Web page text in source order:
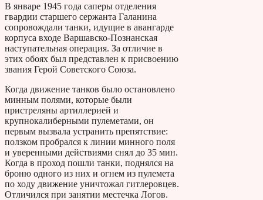
В январе 1945 года саперы отделения
гвардии старшего сержанта Галанина
сопровождали танки, идущие в авангарде
корпуса входе Варшавско-Познанская
наступательная операция. За отличие в
этих обоях был представлен к присвоению
звания Герой Советского Союза.
Когда движение танков было остановлено
минным полями, которые были
пристреляны артиллерией и
крупнокалиберными пулеметами, он
первым вызвала устранить препятствие:
ползком пробрался к линии минного поля
и уверенными действиями снял до 35 мин.
Когда в проход пошли танки, поднялся на
броню одного из них и огнем из пулемета
по ходу движение уничтожал гитлеровцев.
Отличился при занятии местечка Логов.